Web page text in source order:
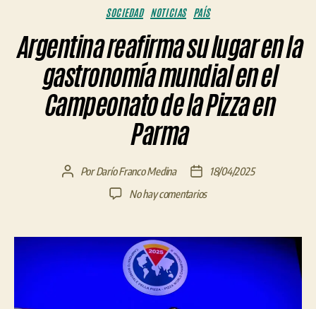
Categorías
SOCIEDAD NOTICIAS PAÍS
Argentina reafirma su lugar en la
gastronomía mundial en el
Campeonato de la Pizza en
Parma
AutorPorDarío Franco Medina
Fecha
de
18/04/2025
No hay comentariosen
su